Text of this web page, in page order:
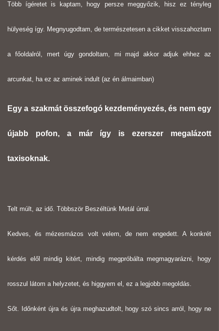
Több ígéretet is kaptam, hogy persze meggyőzik, hisz ez tényleg
hülyeség így. Megnyugodtam, de természetesen a cikket visszahoztam
a főoldalról, mert úgy gondoltam, mi majd akkor adjuk ehhez az
arcunkat, ha ez az aminek indult (az én álmaimban)
Egy a szakmát összefogó kezdeményezés, és nem egy
újabb pofon, a már így is ezerszer megalázott
taxisoknak.
Telt múlt, az idő. Többször Beszéltünk Metál úrral.
Kedves, és mézesmázos volt velem, de nem engedett. A konkrét
kérdés elől mindig kitért, mindig megpróbálta megmagyarázni, hogy
rosszul látom a helyzetet, és higgyem el, ez a legjobb megoldás.
Sőt. Időnként újra és újra meghazudtolt, hogy szó sincs arról, hogy ne